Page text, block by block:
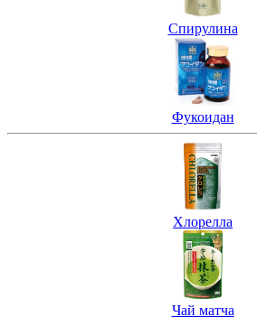
Спирулина
Фукоидан
Хлорелла
Чай матча